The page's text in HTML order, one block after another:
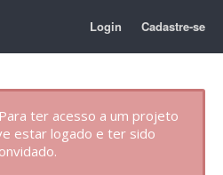
Login Cadastre-se
ter acesso a um projeto
estar logado e ter sido